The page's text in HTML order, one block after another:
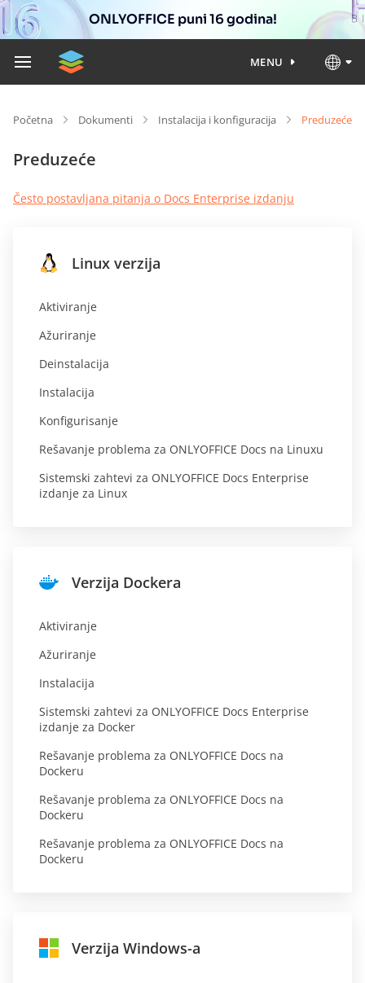
ONLYOFFICE puni 16 godina!
MENU
Početna Dokumenti Instalacija i konfiguracija Preduzeće
Preduzeće
Često postavljana pitanja o Docs Enterprise izdanju
Linux verzija
Aktiviranje
Ažuriranje
Deinstalacija
Instalacija
Konfigurisanje
Rešavanje problema za ONLYOFFICE Docs na Linuxu
Sistemski zahtevi za ONLYOFFICE Docs Enterprise
izdanje za Linux
Verzija Dockera
Aktiviranje
Ažuriranje
Instalacija
Sistemski zahtevi za ONLYOFFICE Docs Enterprise
izdanje za Docker
Rešavanje problema za ONLYOFFICE Docs na
Dockeru
Rešavanje problema za ONLYOFFICE Docs na
Dockeru
Rešavanje problema za ONLYOFFICE Docs na
Dockeru
Verzija Windows-a